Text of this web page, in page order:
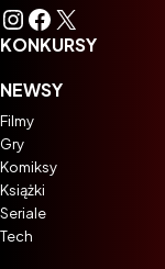
Instagram
Facebook
X
KONKURSY
NEWSY
Filmy
Gry
Komiksy
Książki
Seriale
Tech